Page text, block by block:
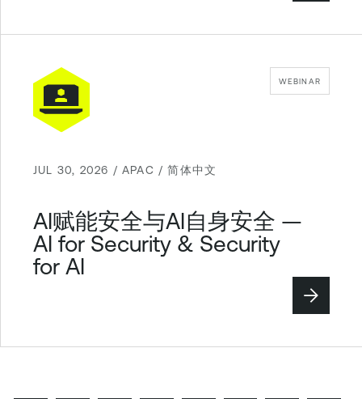
WEBINAR
JUL 30, 2026 / APAC / 简体中文
AI赋能安全与AI自身安全 —
AI for Security & Security
for AI